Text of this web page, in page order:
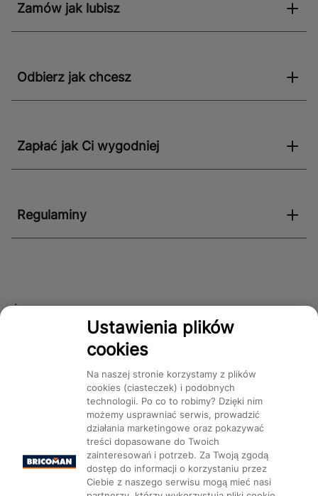
Zamów jak lubisz
Odbierz jak chcesz
Zapłać jak Ci wygodniej
Regulaminy
Śledź nas!
Mapa Strony: Kategorie Produkty Marki CMS
Ustawienia plików
cookies
Na naszej stronie korzystamy z plików
cookies (ciasteczek) i podobnych
technologii. Po co to robimy? Dzięki nim
możemy usprawniać serwis, prowadzić
działania marketingowe oraz pokazywać
treści dopasowane do Twoich
zainteresowań i potrzeb. Za Twoją zgodą
dostęp do informacji o korzystaniu przez
Ciebie z naszego serwisu mogą mieć nasi